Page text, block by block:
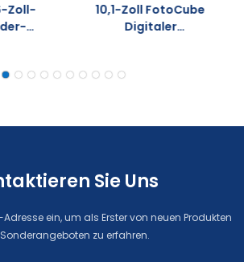
Zoll-
10,1-Zoll FotoCube
Digitaler
Bilderrahmen Mit
Sie Uns
ein, um als Erster von neuen Produkten
zu erfahren.